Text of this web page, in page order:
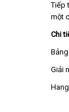
Tiếp
một
Chi
Giải